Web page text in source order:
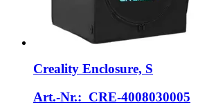
Creality Enclosure, S
Art.-Nr.: CRE-4008030005